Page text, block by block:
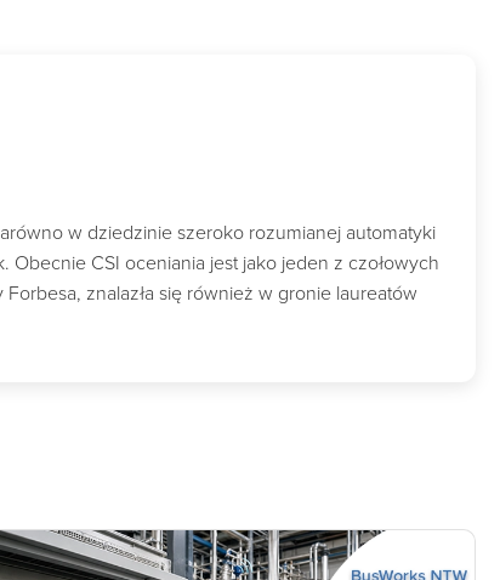
w dziedzinie szeroko rozumianej automatyki
CSI oceniania jest jako jeden z czołowych
znalazła się również w gronie laureatów